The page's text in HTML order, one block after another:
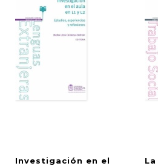
Investigación en el